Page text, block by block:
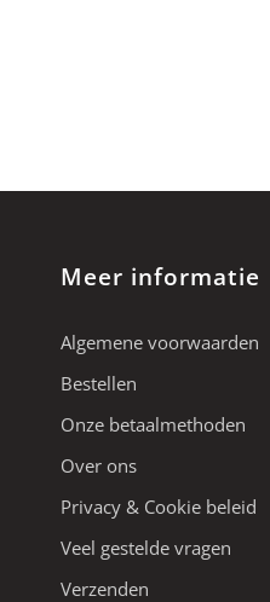
Meer informatie
Algemene voorwaarden
Bestellen
Onze betaalmethoden
Over ons
Privacy & Cookie beleid
Veel gestelde vragen
Verzenden